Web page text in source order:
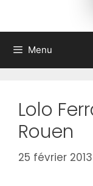
Menu
Lolo
Rouen
25 février 2013